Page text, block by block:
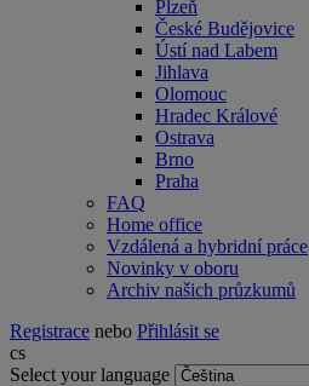
Plzeň
České Budějovice
Ústí nad Labem
Jihlava
Olomouc
Hradec Králové
Ostrava
Brno
Praha
FAQ
Home office
Vzdálená a hybridní práce
Novinky v oboru
Archiv našich průzkumů
Registrace nebo Přihlásit se
cs
Select your language